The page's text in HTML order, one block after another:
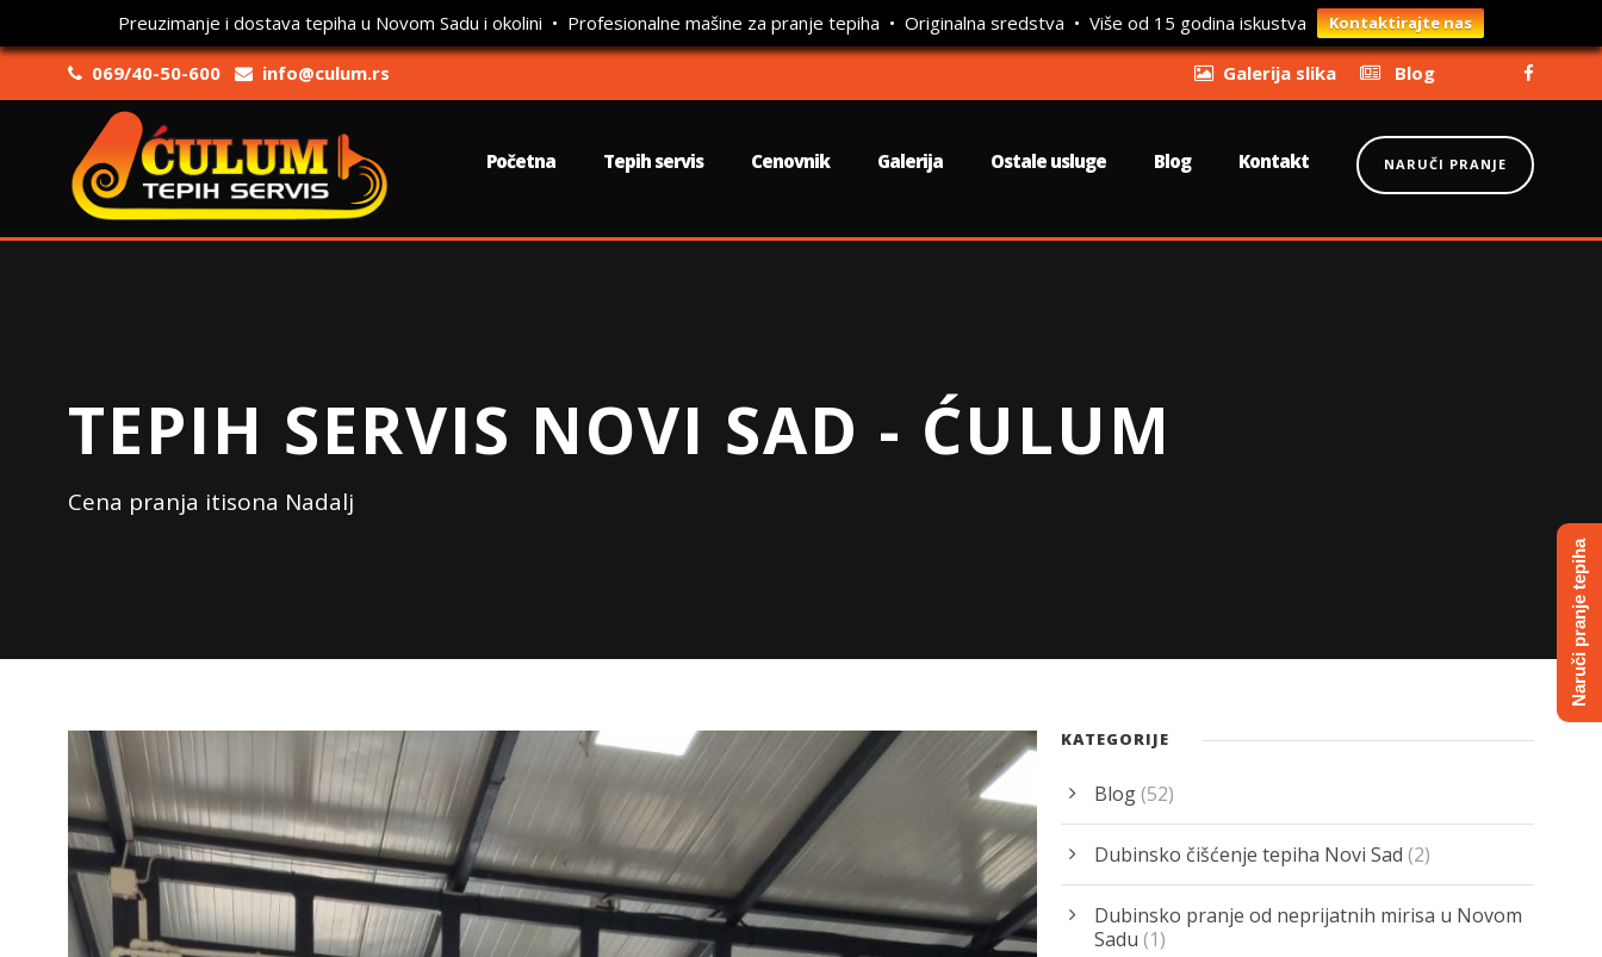
Preuzimanje i dostava tepiha u Novom Sadu i okolini • Profesionalne mašine za pranje tepiha • Originalna sredstva • Više od 15 godina iskustva Kontaktirajte nas
069/40-50-600 info@culum.rs Galerija slika Blog
Početna Tepih servis Cenovnik Galerija Ostale usluge Blog Kontakt NARUČI PRANJE
TEPIH SERVIS NOVI SAD - ĆULUM
Cena pranja itisona Nadalj
KATEGORIJE
Blog(52)
Dubinsko čišćenje tepiha Novi Sad (2)
Dubinsko pranje od neprijatnih mirisa u Novom
Sadu (1)
Naruči pranje tepiha